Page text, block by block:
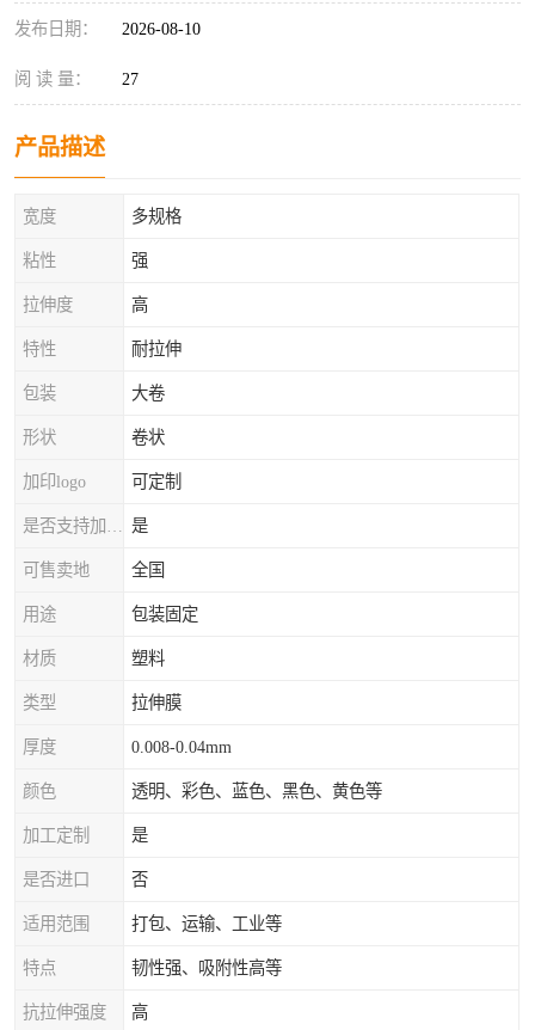
发布日期： 2026-08-10
阅 读 量： 27
产品描述
宽度 多规格
粘性 强
拉伸度 高
特性 耐拉伸
包装 大卷
形状 卷状
加印logo 可定制
是
可售卖地 全国
用途 包装固定
材质 塑料
类型 拉伸膜
厚度 0.008-0.04mm
颜色 透明、彩色、蓝色、黑色、黄色等
加工定制 是
是否进口 否
适用范围 打包、运输、工业等
特点 韧性强、吸附性高等
抗拉伸强度 高